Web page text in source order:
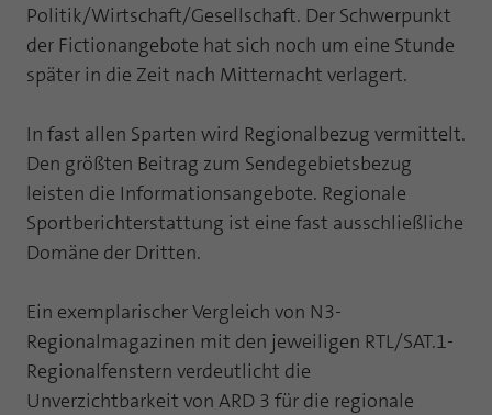
Politik/Wirtschaft/Gesellschaft. Der Schwerpunkt
der Fictionangebote hat sich noch um eine Stunde
später in die Zeit nach Mitternacht verlagert.
In fast allen Sparten wird Regionalbezug vermittelt.
Den größten Beitrag zum Sendegebietsbezug
leisten die Informationsangebote. Regionale
Sportberichterstattung ist eine fast ausschließliche
Domäne der Dritten.
Ein exemplarischer Vergleich von N3-
Regionalmagazinen mit den jeweiligen RTL/SAT.1-
Regionalfenstern verdeutlicht die
Unverzichtbarkeit von ARD 3 für die regionale